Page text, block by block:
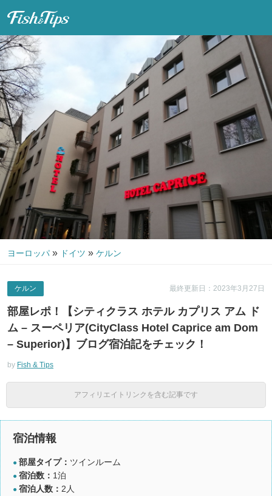
ヨーロッパ » ドイツ » ケルン
最終更新日：2023年3月27日
ケルン
部屋レポ！【シティクラス ホテル カプリス アム ド
ム – スーペリア(CityClass Hotel Caprice am Dom
– Superior)】ブログ宿泊記をチェック！
by Fish & Tips
アフィリエイトリンクを含む記事です
宿泊情報
● 部屋タイプ： ツインルーム
● 宿泊数： 1泊
● 宿泊人数： 2人